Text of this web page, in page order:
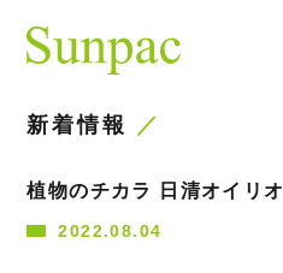
新着情報
植物のチカラ 日清オイリオ
2022.08.04